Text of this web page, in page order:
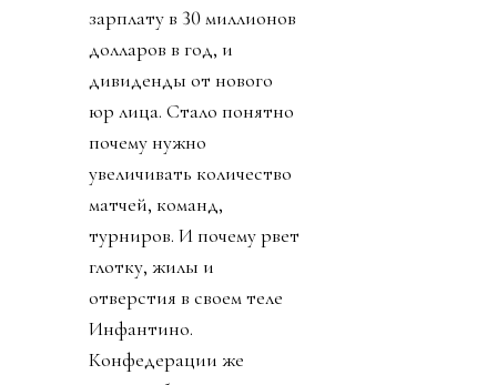
зарплату в 30 миллионов
долларов в год, и
дивиденды от нового
юр лица. Стало понятно
почему нужно
увеличивать количество
матчей, команд,
турниров. И почему рвет
глотку, жилы и
отверстия в своем теле
Инфантино.
Конфедерации же